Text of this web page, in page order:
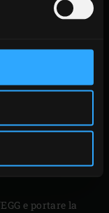
costolette da
una
macellaio, con il
50 millilitri di
i fogli.
griglia,
le costolette
e portare la